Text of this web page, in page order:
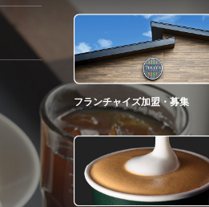
フランチャイズ加盟・募集